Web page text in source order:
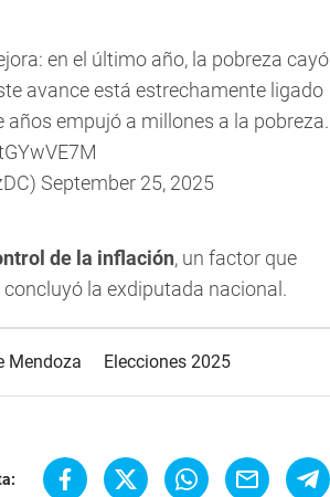
en el último año, la pobreza cayó
avance está estrechamente ligado
empujó a millones a la pobreza.
September 25, 2025
de la inflación, un factor que
la exdiputada nacional.
Mendoza Elecciones 2025